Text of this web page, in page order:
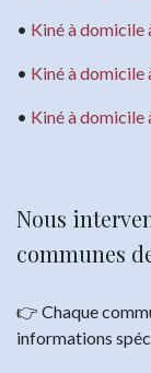
​• Kiné à
• Kiné à domicile
• Kiné à domicile
Nous
communes
👉 Chaque
informations